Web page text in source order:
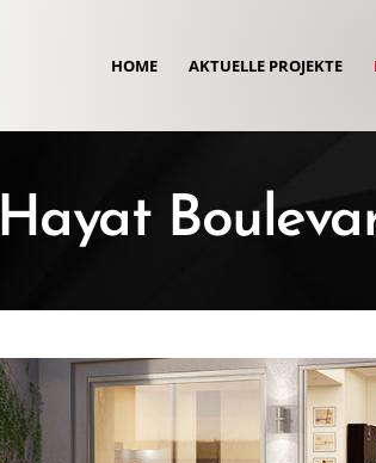
HOME AKTUELLE PROJEKTE
Hayat